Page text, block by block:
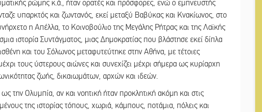
ρώμης κ.ά., ήταν ορατές και πρόσφορες, ενώ ο εμπνευστής
υπαρκτός και ζωντανός, εκεί μεταξύ Βαβύκας και Κνακίωνος, στο
η Απέλλα, το Κοινοβούλιο της Μεγάλης Ρήτρας και της Λαϊκής
ιστορία Συντάγματος, μιας Δημοκρατίας που βλάστησε εκεί δίπλα
και του Σόλωνος μεταφυτεύτηκε στην Αθήνα, με τέτοιες
τους ύστερους αιώνες και συνεχίζει μέχρι σήμερα ως κυρίαρχη
ζωής, δικαιωμάτων, αρχών και ιδεών.
την Ολυμπία, αν και νοητική ήταν προκλητική ακόμη και στις
της ιστορίας τόπους, χωριά, κάμπους, ποτάμια, πόλεις και